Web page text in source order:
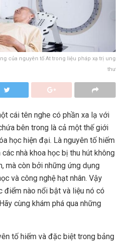
của nguyên tố At trong liệu pháp xạ trị ung
thư
cái tên nghe có phần xa lạ với
bên trong là cả một thế giới
học hiện đại. Là nguyên tố hiếm
nhà khoa học bị thu hút không
mà còn bởi những ứng dụng
và công nghệ hạt nhân. Vậy
điểm nào nổi bật và liệu nó có
cùng khám phá qua những
tố hiếm và đặc biệt trong bảng